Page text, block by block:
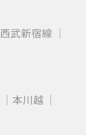
西武新宿線
本川越